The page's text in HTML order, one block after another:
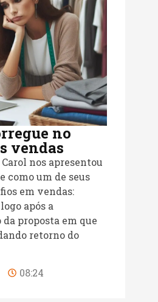
no
vendas
nos apresentou
como um de seus
em vendas:
após a
da proposta em que
retorno do
08:24